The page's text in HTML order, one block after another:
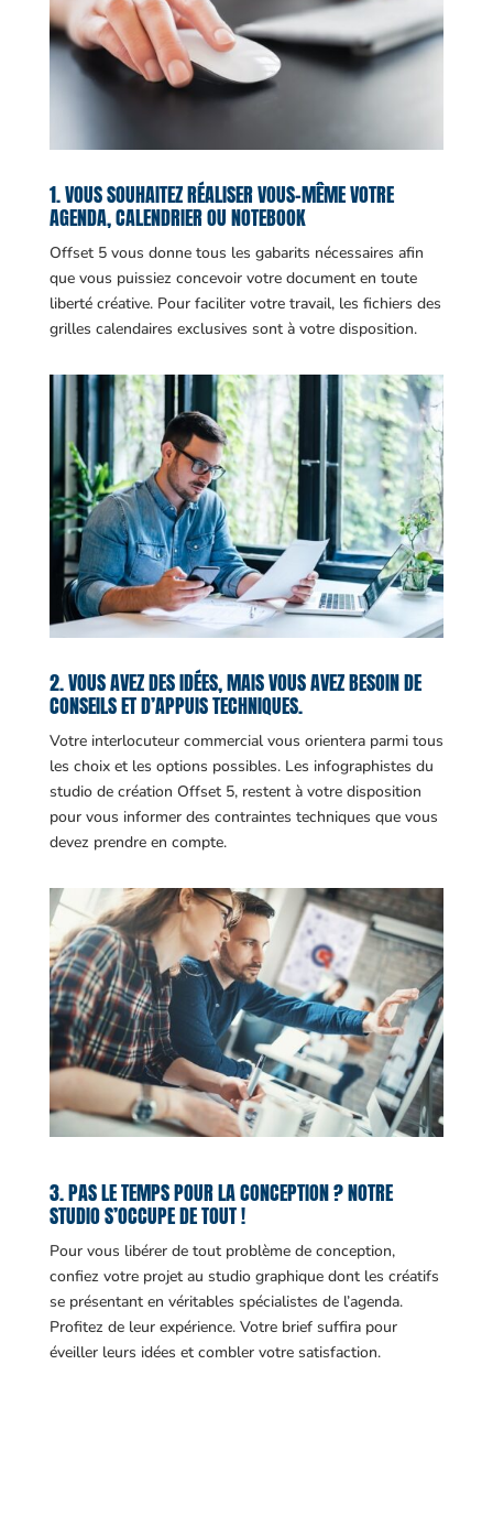
1. VOUS SOUHAITEZ RÉALISER VOUS-MÊME VOTRE
AGENDA, CALENDRIER OU NOTEBOOK
Offset 5 vous donne tous les gabarits nécessaires afin
que vous puissiez concevoir votre document en toute
liberté créative. Pour faciliter votre travail, les fichiers des
grilles calendaires exclusives sont à votre disposition.
2. VOUS AVEZ DES IDÉES, MAIS VOUS AVEZ BESOIN DE
CONSEILS ET D’APPUIS TECHNIQUES.
Votre interlocuteur commercial vous orientera parmi tous
les choix et les options possibles. Les infographistes du
studio de création Offset 5, restent à votre disposition
pour vous informer des contraintes techniques que vous
devez prendre en compte.
3. PAS LE TEMPS POUR LA CONCEPTION ? NOTRE
STUDIO S’OCCUPE DE TOUT !
Pour vous libérer de tout problème de conception,
confiez votre projet au studio graphique dont les créatifs
se présentant en véritables spécialistes de l’agenda.
Profitez de leur expérience. Votre brief suffira pour
éveiller leurs idées et combler votre satisfaction.